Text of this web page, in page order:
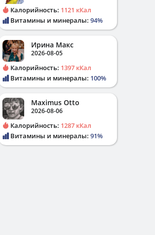
Калорийность: 1121 кКал
Витамины и минералы: 94%
Ирина Макс
2026-08-05
Калорийность: 1397 кКал
Витамины и минералы: 100%
Maximus Otto
2026-08-06
Калорийность: 1287 кКал
Витамины и минералы: 91%